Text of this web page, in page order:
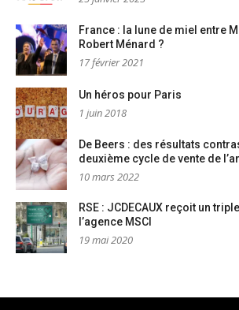
France : la lune de miel entre
Robert Ménard ?
17 février 2021
Un héros pour Paris
1 juin 2018
De Beers : des résultats
deuxième cycle de vente de
10 mars 2022
RSE : JCDECAUX reçoit un
l’agence MSCI
19 mai 2020